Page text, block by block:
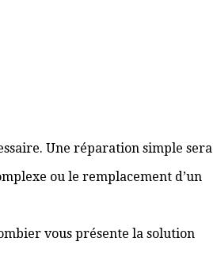
Une réparation simple sera
ou le remplacement d’un
vous présente la solution